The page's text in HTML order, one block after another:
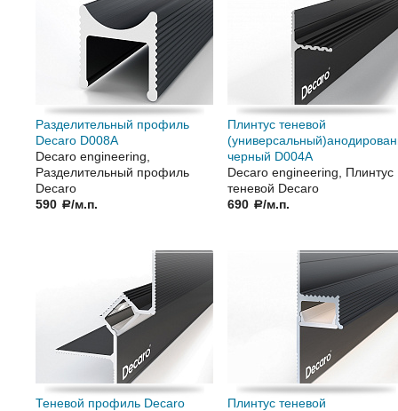
Разделительный профиль
Decaro D008А
Decaro engineering,
Разделительный профиль
Decaro
590 a/м.п.
Плинтус теневой
черный D004А
Decaro engineering, Плинтус
теневой Decaro
690 a/м.п.
Теневой профиль Decaro
Плинтус теневой